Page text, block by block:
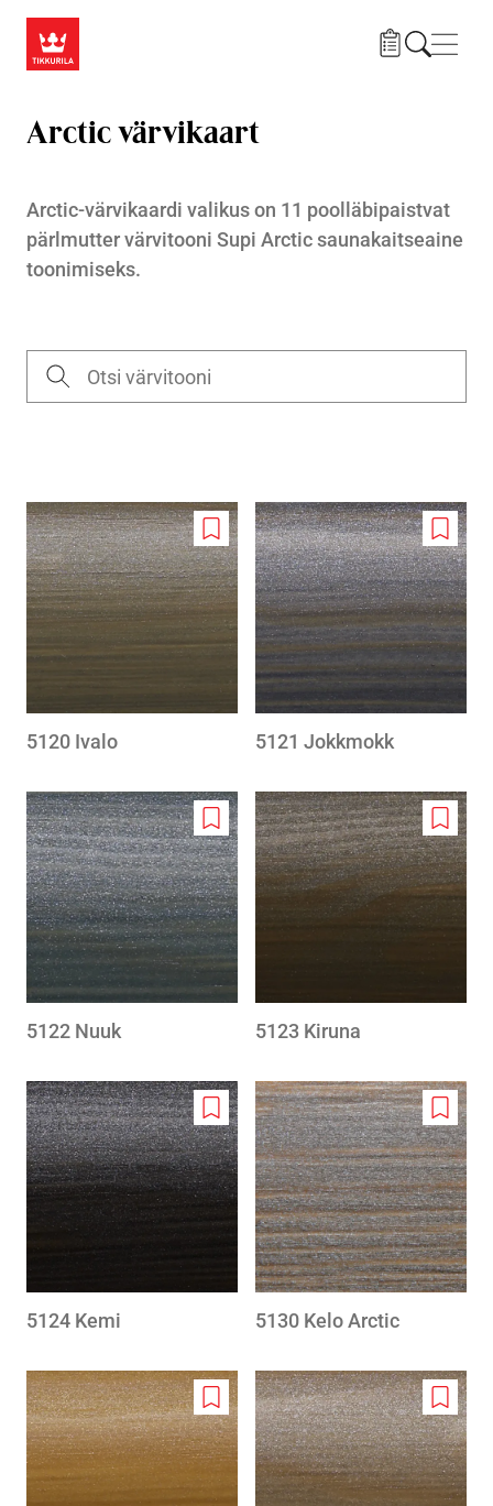
Arctic värvikaart
Arctic-värvikaardi valikus on 11 poolläbipaistvat
pärlmutter värvitooni Supi Arctic saunakaitseaine
toonimiseks.
Add
to
wishlist
5120 Ivalo
Add
to
5121 Jokkmokk
Add
to
wishlist
5122 Nuuk
Add
to
5123 Kiruna
Add
to
wishlist
5124 Kemi
Add
to
5130 Kelo Arctic
Add
to
wishlist
Add
to